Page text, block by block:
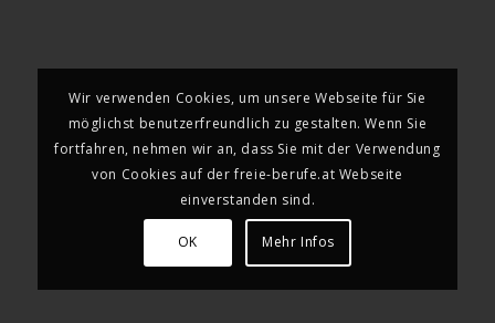
Wir verwenden Cookies, um unsere Webseite für Sie
möglichst benutzerfreundlich zu gestalten. Wenn Sie
fortfahren, nehmen wir an, dass Sie mit der Verwendung
von Cookies auf der freie-berufe.at Webseite
einverstanden sind.
OK Mehr Infos